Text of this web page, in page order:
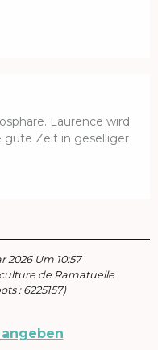
Laurence wird
gute Zeit in geselliger
2026 Um 10:57
de Ramatuelle
:6225157)